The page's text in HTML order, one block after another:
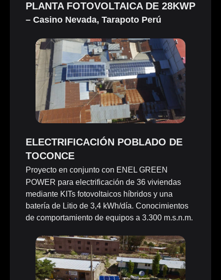
PLANTA FOTOVOLTAICA DE 28KWP
– Casino Nevada, Tarapoto Perú
ELECTRIFICACIÓN POBLADO DE
TOCONCE
Proyecto en conjunto con ENEL GREEN
POWER para electrificación de 36 viviendas
mediante KITs fotovoltaicos híbridos y una
batería de Litio de 3,4 kWh/día. Conocimientos
de comportamiento de equipos a 3.300 m.s.n.m.